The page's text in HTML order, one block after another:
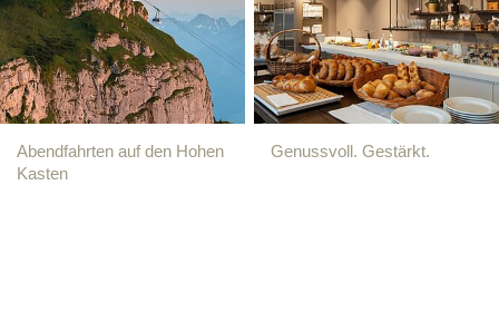
Abendfahrten auf den Hohen
Kasten
Genussvoll. Gestärkt.